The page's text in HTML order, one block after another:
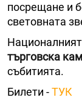
посрещане и
световната
търговска
събитията.
Билети -ТУК